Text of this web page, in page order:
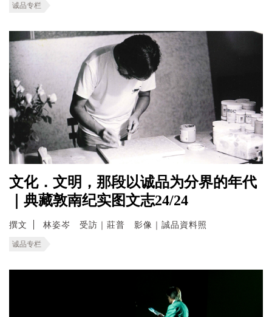
诚品专栏
文化．文明，那段以诚品为分界的年代
｜典藏敦南纪实图文志24/24
撰文 林姿岑 受訪｜莊普 影像｜誠品資料照
诚品专栏